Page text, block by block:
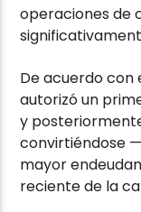
operaciones de
De acuerdo con
autorizó un
y
convirtiéndose
mayor
reciente de la